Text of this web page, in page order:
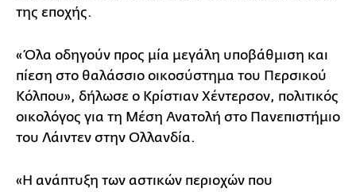
της εποχής.
«Όλα οδηγούν προς μία μεγάλη υποβάθμιση και
πίεση στο θαλάσσιο οικοσύστημα του Περσικού
Κόλπου», δήλωσε ο Κρίστιαν Χέντερσον, πολιτικός
οικολόγος για τη Μέση Ανατολή στο Πανεπιστήμιο
του Λάιντεν στην Ολλανδία.
«Η ανάπτυξη των αστικών περιοχών που